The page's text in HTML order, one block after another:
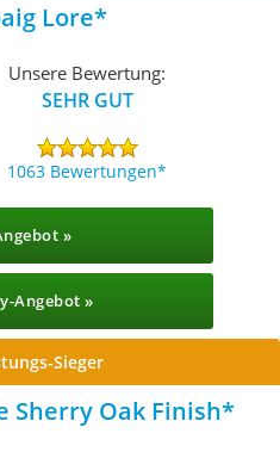
Lore
Unsere Bewertung:
SEHR GUT
1063 Bewertungen
»
Angebot »
Sieger
Sherry Oak Finish